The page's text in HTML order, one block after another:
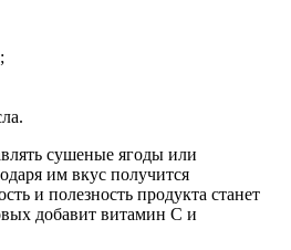
сушеные ягоды или
им вкус получится
и полезность продукта станет
добавит витамин C и